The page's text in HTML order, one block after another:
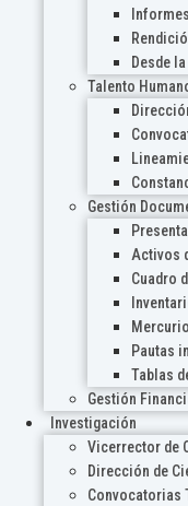
Desde
Talento
Gestión
Activos
Cuadro
Mercurio
Pautas
Tablas
Gestión
Investigación
Vicerrector de
Dirección de
Convocatorias